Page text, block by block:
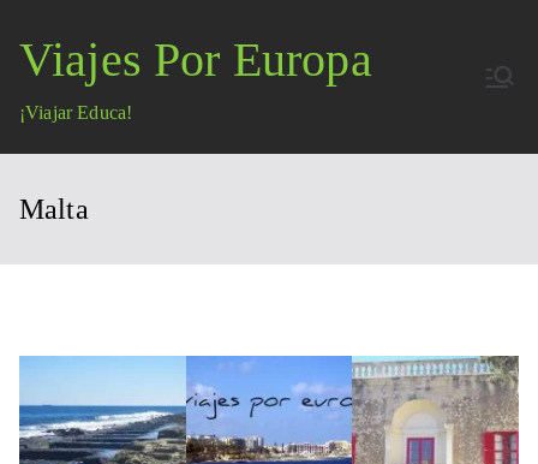
contenido
Viajes Por Europa
¡Viajar Educa!
Malta